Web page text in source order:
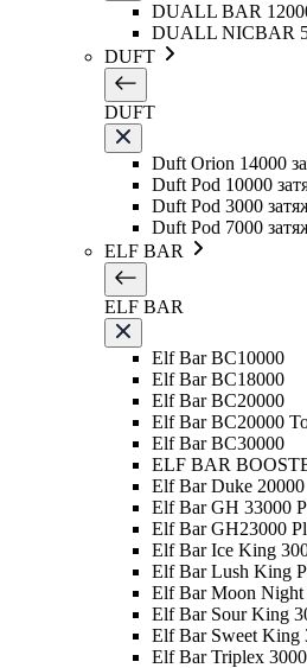
DUALL BAR
DUALL NICBAR
DUFT
DUFT
Duft Orion 14000
Duft Pod 10000
Duft Pod 3000
Duft Pod 7000
ELF BAR
ELF BAR
Elf Bar BC10000
Elf Bar BC18000
Elf Bar BC20000
Elf Bar BC20000
Elf Bar BC30000
ELF BAR
Elf Bar Duke 20000
Elf Bar GH 33000
Elf Bar GH23000
Elf Bar Ice King
Elf Bar Lush King
Elf Bar Moon Night
Elf Bar Sour King
Elf Bar Sweet King
Elf Bar Triplex